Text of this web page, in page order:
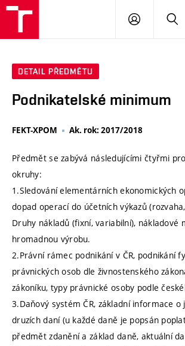
PŘIHLÁSIT
DETAIL PŘEDMĚTU
Podnikatelské minimum
FEKT-XPOM Ak. rok: 2017/2018
Předmět se zabývá následujícími čtyřmi
okruhy:
1.Sledování elementárních ekonomických
dopad operací do účetních výkazů
Druhy nákladů (fixní, variabilní), nákladové
hromadnou výrobu.
2.Právní rámec podnikání v ČR, podnikání
právnických osob dle živnostenského
zákoníku, typy právnické osoby podle
3.Daňový systém ČR, základní informace o
druzích daní (u každé daně je popsán
předmět zdanění a základ daně, aktuální